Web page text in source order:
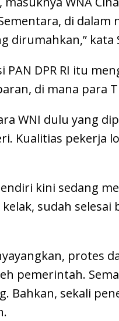
di dalam
dirumahkan,” kata
PAN DPR RI itu
di mana para
WNI dulu yang
Kualitias pekerja
kini sedang
kelak, sudah
protes
pemerintah.
Bahkan, sekali